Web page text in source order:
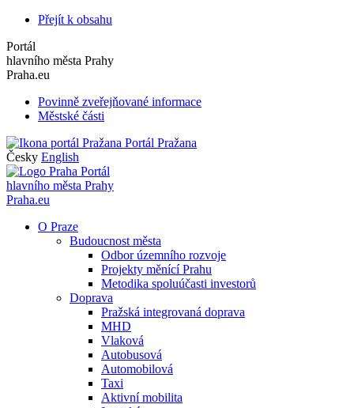
Přejít k obsahu
Portál
hlavního města Prahy
Praha.eu
Povinně zveřejňované informace
Městské části
Portál Pražana
Česky English
Portál
hlavního města Prahy
Praha.eu
O Praze
Budoucnost města
Odbor územního rozvoje
Projekty měnící Prahu
Metodika spoluúčasti investorů
Doprava
Pražská integrovaná doprava
MHD
Vlaková
Autobusová
Automobilová
Taxi
Aktivní mobilita